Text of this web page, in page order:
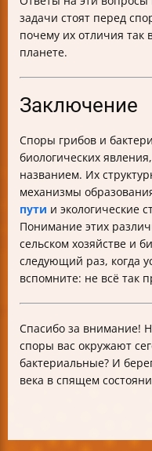
задачи стоят перед
почему их отличия
планете.
Заключение
Споры грибов и
биологических
названием. Их
механизмы
пути и экологические
Понимание этих
сельском хозяйстве и
следующий раз, когда
вспомните: не всё так
Спасибо за внимание!
споры вас окружают
бактериальные? И
века в спящем